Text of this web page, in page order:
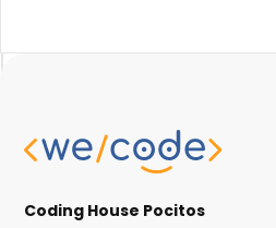
Coding House Pocitos